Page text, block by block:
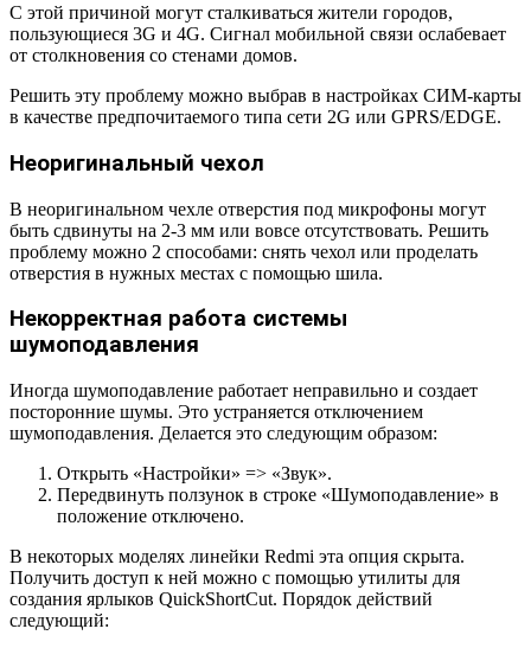
С этой причиной могут сталкиваться жители городов,
пользующиеся 3G и 4G. Сигнал мобильной связи ослабевает
от столкновения со стенами домов.
Решить эту проблему можно выбрав в настройках СИМ-карты
в качестве предпочитаемого типа сети 2G или GPRS/EDGE.
Неоригинальный чехол
В неоригинальном чехле отверстия под микрофоны могут
быть сдвинуты на 2-3 мм или вовсе отсутствовать. Решить
проблему можно 2 способами: снять чехол или проделать
отверстия в нужных местах с помощью шила.
Некорректная работа системы
шумоподавления
Иногда шумоподавление работает неправильно и создает
посторонние шумы. Это устраняется отключением
шумоподавления. Делается это следующим образом:
Открыть «Настройки» => «Звук».
Передвинуть ползунок в строке «Шумоподавление» в
положение отключено.
В некоторых моделях линейки Redmi эта опция скрыта.
Получить доступ к ней можно с помощью утилиты для
создания ярлыков QuickShortCut. Порядок действий
следующий: